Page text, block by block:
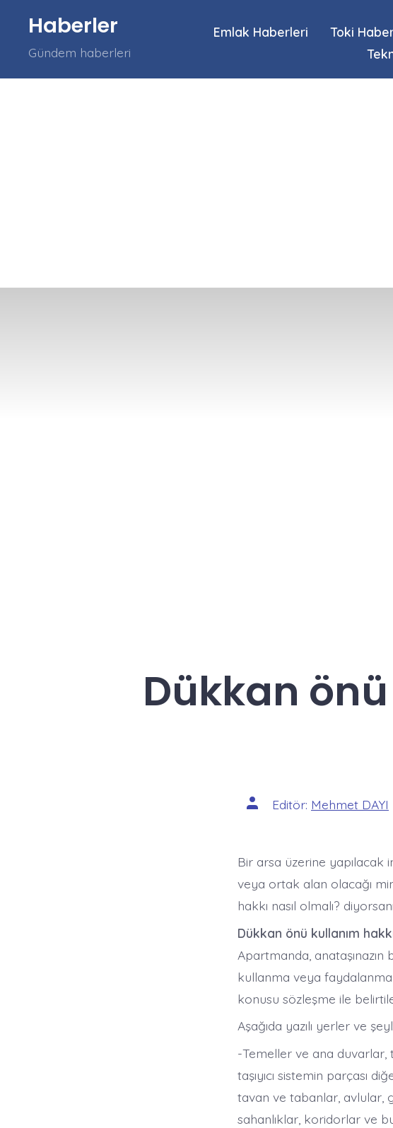
Haberler
Gündem haberleri
Emlak Haberleri Toki
Dükkan önü
Yazının
yazarı
Editör: Mehmet DAYI
Bir arsa üzerine
veya ortak alan olacağı
hakkı nasıl olmalı?
Dükkan önü kullanım
Apartmanda, anataşınazın
kullanma veya
konusu sözleşme ile
Aşağıda yazılı yerler ve
-Temeller ve ana duvarlar,
taşıyıcı sistemin parçası
tavan ve tabanlar, avlular,
sahanlıklar, koridorlar ve